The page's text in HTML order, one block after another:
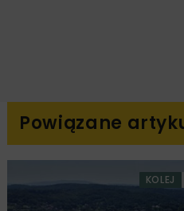
Powiązane
KOLEJ